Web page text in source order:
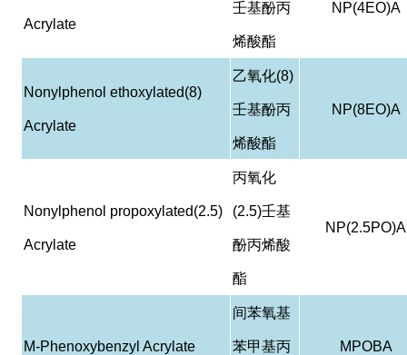
Acrylate
壬基酚丙
烯酸酯
NP(4EO)A
Nonylphenol ethoxylated(8)
Acrylate
乙氧化(8)
壬基酚丙
烯酸酯
NP(8EO)A
Nonylphenol propoxylated(2.5)
Acrylate
丙氧化
(2.5)壬基
酚丙烯酸
酯
NP(2.5PO)A
M-Phenoxybenzyl Acrylate
间苯氧基
苯甲基丙 MPOBA